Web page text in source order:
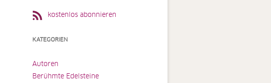
kostenlos abonnieren
KATEGORIEN
Autoren
Berühmte Edelsteine